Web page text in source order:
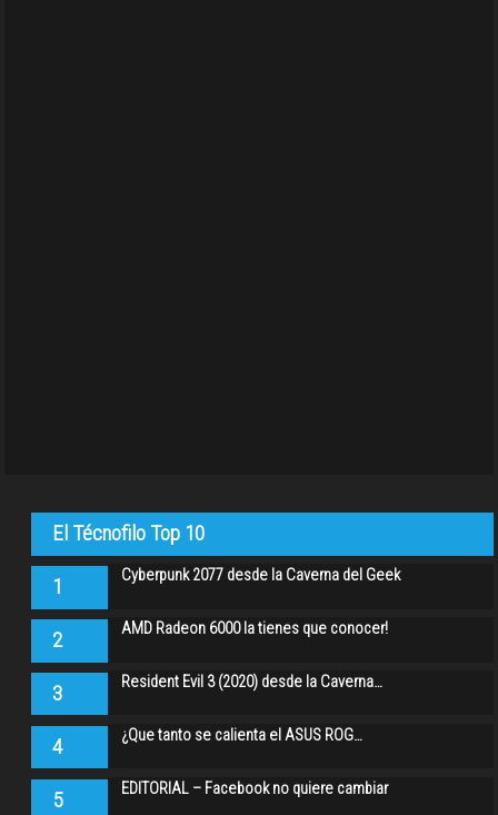
El Técnofilo Top 10
1 Cyberpunk 2077 desde la Caverna del Geek
2 AMD Radeon 6000 la tienes que conocer!
3 Resident Evil 3 (2020) desde la Caverna…
4 ¿Que tanto se calienta el ASUS ROG…
5 EDITORIAL – Facebook no quiere cambiar